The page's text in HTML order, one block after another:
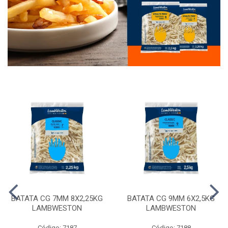
BATATA CG 7MM 8X2,25KG
LAMBWESTON
BATATA CG 9MM 6X2,5KG
LAMBWESTON